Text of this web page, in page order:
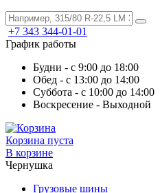
+7 343 344-01-01
График работы
Будни - с 9:00 до 18:00
Обед - с 13:00 до 14:00
Суббота - с 10:00 до 14:00
Воскресение - Выходной
Корзина пуста
В корзине
Чернушка
Грузовые шины